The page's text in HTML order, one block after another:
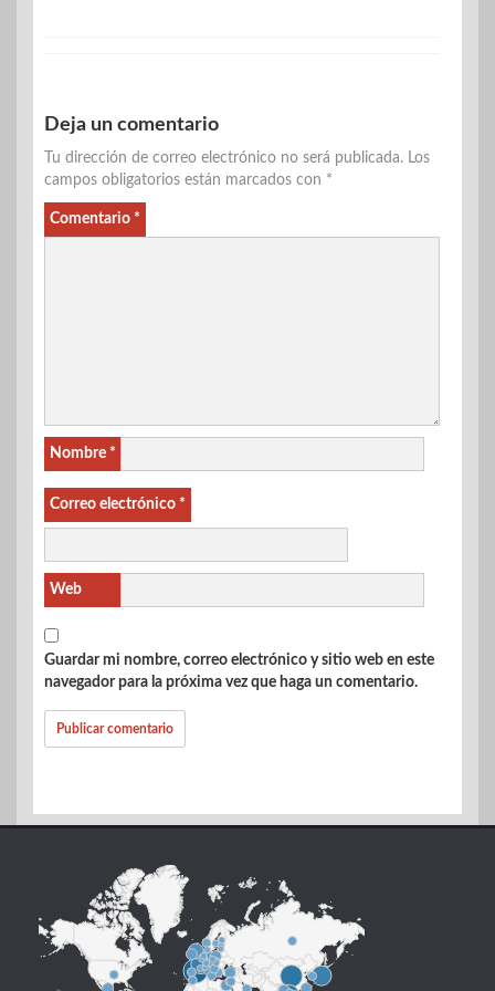
Deja un comentario
Tu dirección de correo electrónico no será publicada. Los
campos obligatorios están marcados con *
Comentario *
Nombre *
Correo electrónico *
Web
Guardar mi nombre, correo electrónico y sitio web en este
navegador para la próxima vez que haga un comentario.